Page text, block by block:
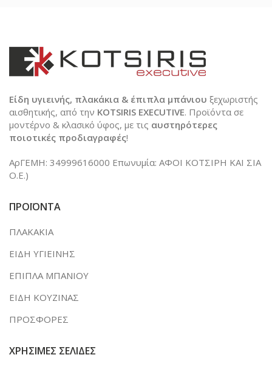
Είδη υγιεινής, πλακάκια & έπιπλα μπάνιου ξεχωριστής
αισθητικής, από την KOTSIRIS EXECUTIVE. Προϊόντα σε
μοντέρνο & κλασικό ύφος, με τις αυστηρότερες
ποιοτικές προδιαγραφές!
ΑρΓΕΜΗ: 34999616000 Επωνυμία: ΑΦΟΙ ΚΟΤΣΙΡΗ ΚΑΙ ΣΙΑ
Ο.Ε.)
ΠΡΟΪΟΝΤΑ
ΠΛΑΚΑΚΙΑ
ΕΙΔΗ ΥΓΙΕΙΝΗΣ
ΕΠΙΠΛΑ ΜΠΑΝΙΟΥ
ΕΙΔΗ ΚΟΥΖΙΝΑΣ
ΠΡΟΣΦΟΡΕΣ
ΧΡΗΣΙΜΕΣ ΣΕΛΙΔΕΣ